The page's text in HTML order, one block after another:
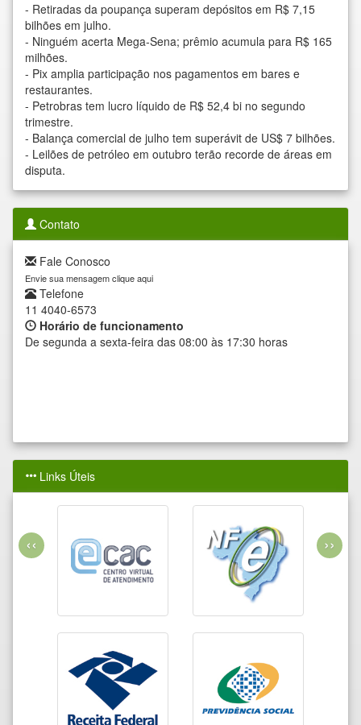
- Retiradas da poupança superam depósitos em R$ 7,15
bilhões em julho.
- Ninguém acerta Mega-Sena; prêmio acumula para R$ 165
milhões.
- Pix amplia participação nos pagamentos em bares e
restaurantes.
- Petrobras tem lucro líquido de R$ 52,4 bi no segundo
trimestre.
- Balança comercial de julho tem superávit de US$ 7 bilhões.
- Leilões de petróleo em outubro terão recorde de áreas em
disputa.
Contato
Fale Conosco
Envie sua mensagem clique aqui
Telefone
11 4040-6573
Horário de funcionamento
De segunda a sexta-feira das 08:00 às 17:30 horas
Links Úteis
‹‹ ››